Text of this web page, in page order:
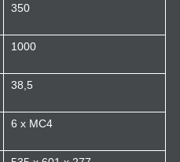
350
1000
38,5
6 х МС4